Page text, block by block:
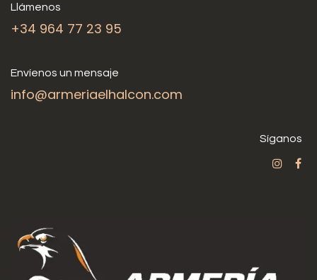
Llámenos
+34 964 77 23 95
Envíenos un mensaje
info@armeriaelhalcon.com
Síganos